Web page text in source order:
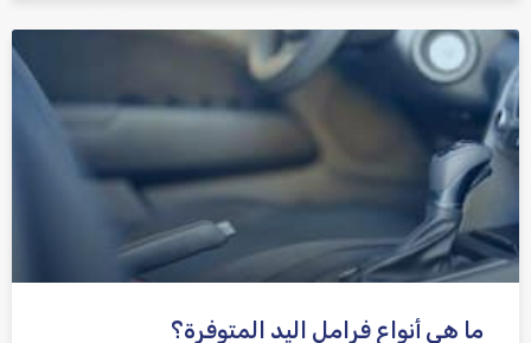
ما هي أنواع فرامل اليد المتوفرة؟